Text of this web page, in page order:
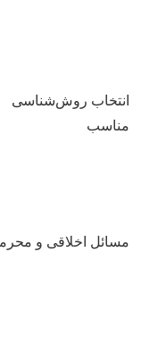
انتخاب روش‌شناسی
مناسب
مسائل اخلاقی و